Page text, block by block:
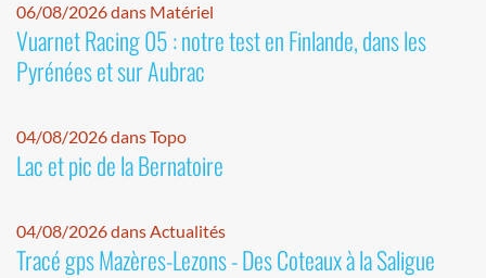
06/08/2026 dans Matériel
Vuarnet Racing 05 : notre test en Finlande, dans les
Pyrénées et sur Aubrac
04/08/2026 dans Topo
Lac et pic de la Bernatoire
04/08/2026 dans Actualités
Tracé gps Mazères-Lezons - Des Coteaux à la Saligue